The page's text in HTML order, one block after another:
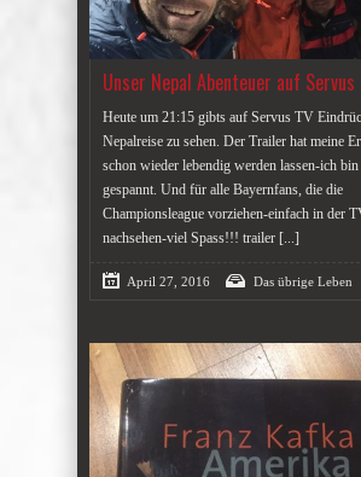
Unser Nepal Abenteuer auf Servus
Heute um 21:15 gibts auf Servus TV
Nepalreise zu sehen. Der Trailer hat meine
schon wieder lebendig werden lassen-ich
gespannt. Und für alle Bayernfans, die die
Championsleague vorziehen-einfach in der
nachsehen-viel Spass!!! trailer [...]
April 27, 2016 Das übrige Leben